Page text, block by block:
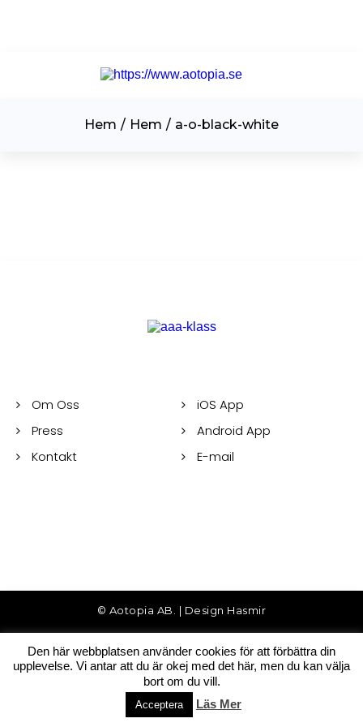
Hem / Hem / a-o-black-white
Om Oss
Press
Kontakt
iOS App
Android App
E-mail
© Aotopia AB. | Design Hasmir
Den här webbplatsen använder cookies för att förbättra din
upplevelse. Vi antar att du är okej med det här, men du kan välja
bort om du vill.
Acceptera Läs Mer